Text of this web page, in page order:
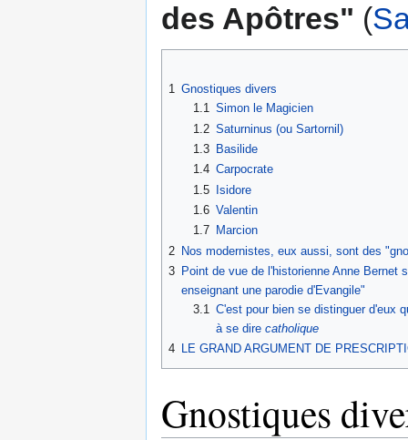
des Apôtres" (
1 Gnostiques divers
1.1 Simon le Magicien
1.2 Saturninus (ou Sartornil)
1.3
Basilide
1.4 Carpocrate
1.5
Isidore
1.6 Valentin
1.7
Marcion
2 Nos modernistes, eux aussi, sont des
3 Point de vue de l'historienne Anne
enseignant une parodie d'Evangile"
3.1 C'est pour bien se distinguer d'eux
à se dire catholique
4 LE GRAND ARGUMENT DE
Gnostiques